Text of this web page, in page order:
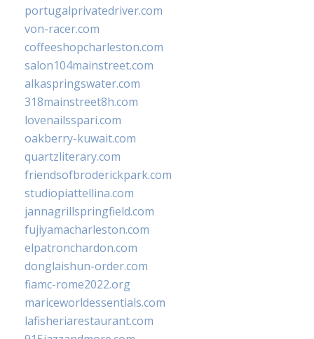
portugalprivatedriver.com
von-racer.com
coffeeshopcharleston.com
salon104mainstreet.com
alkaspringswater.com
318mainstreet8h.com
lovenailsspari.com
oakberry-kuwait.com
quartzliterary.com
friendsofbroderickpark.com
studiopiattellina.com
jannagrillspringfield.com
fujiyamacharleston.com
elpatronchardon.com
donglaishun-order.com
fiamc-rome2022.org
mariceworldessentials.com
lafisheriarestaurant.com